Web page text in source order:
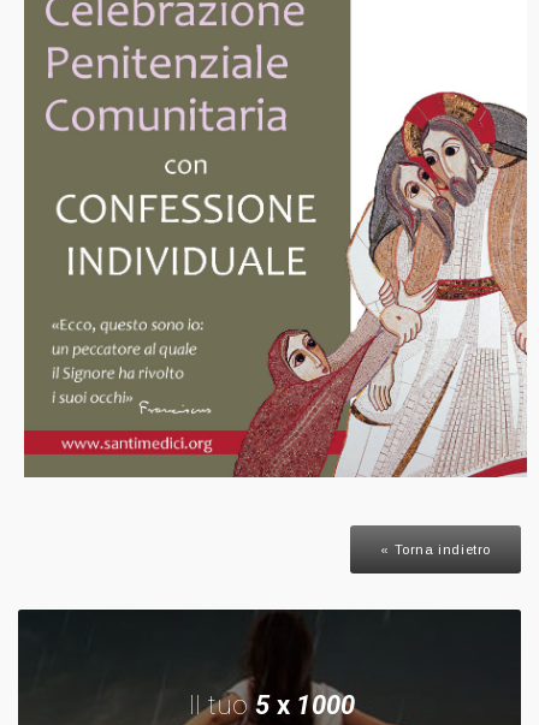
« Torna indietro
Il tuo5x 1000